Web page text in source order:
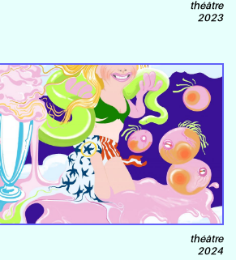
théâtre
2023
théâtre
2024